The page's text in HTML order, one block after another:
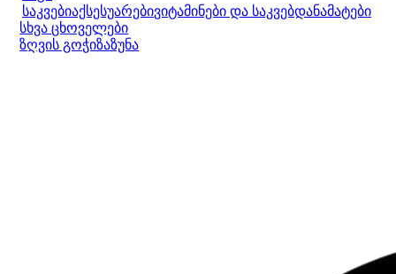
საკვებიაქსესუარებივიტამინები და საკვებდანამატები
სხვა ცხოველები
ზღვის გოჭიზაზუნა